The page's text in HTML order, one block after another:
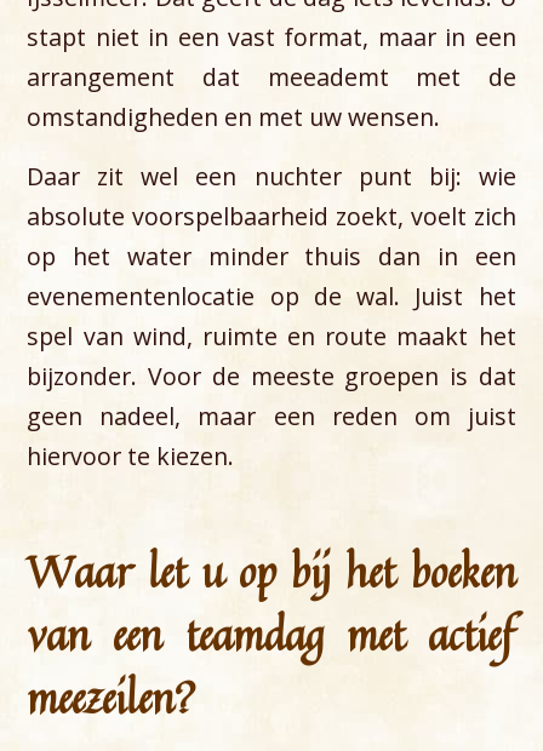
stapt niet in een vast format, maar in een
arrangement dat meeademt met de
omstandigheden en met uw wensen.
Daar zit wel een nuchter punt bij: wie
absolute voorspelbaarheid zoekt, voelt zich
op het water minder thuis dan in een
evenementenlocatie op de wal. Juist het
spel van wind, ruimte en route maakt het
bijzonder. Voor de meeste groepen is dat
geen nadeel, maar een reden om juist
hiervoor te kiezen.
Waar let u op bij het boeken
van een teamdag met actief
meezeilen?